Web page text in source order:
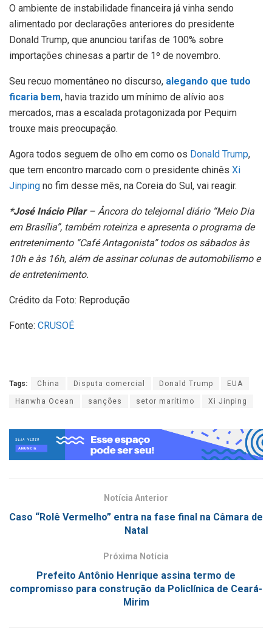
O ambiente de instabilidade financeira já vinha sendo
alimentado por declarações anteriores do presidente
Donald Trump, que anunciou tarifas de 100% sobre
importações chinesas a partir de 1º de novembro.
Seu recuo momentâneo no discurso, alegando que tudo
ficaria bem, havia trazido um mínimo de alívio aos
mercados, mas a escalada protagonizada por Pequim
trouxe mais preocupação.
Agora todos seguem de olho em como os Donald Trump,
que tem encontro marcado com o presidente chinês Xi
Jinping no fim desse mês, na Coreia do Sul, vai reagir.
*José Inácio Pilar– Âncora do telejornal diário “Meio Dia
em Brasília”, também roteiriza e apresenta o programa de
entretenimento “Café Antagonista” todos os sábados às
10h e às 16h, além de assinar colunas de automobilismo e
de entretenimento.
Crédito da Foto: Reprodução
Fonte: CRUSOÉ
Tags: China Disputa comercial Donald Trump EUA
Hanwha Ocean sanções setor marítimo Xi Jinping
Notícia Anterior
Caso “Rolê Vermelho” entra na fase final na Câmara de
Natal
Próxima Notícia
Prefeito Antônio Henrique assina termo de
compromisso para construção da Policlínica de Ceará-
Mirim